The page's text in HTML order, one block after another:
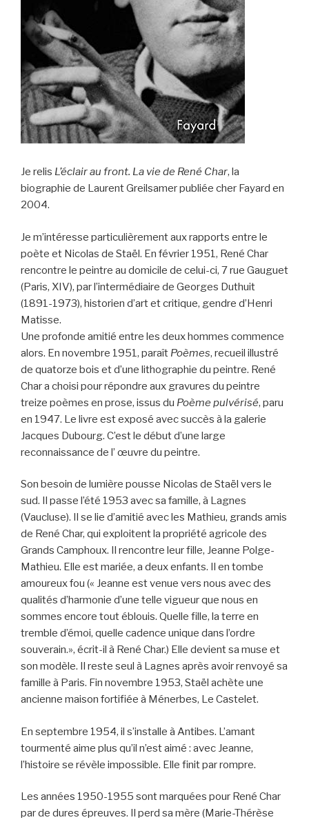
Je relis L’éclair au front. La vie de René Char, la
biographie de Laurent Greilsamer publiée cher Fayard en
2004.
Je m’intéresse particulièrement aux rapports entre le
poète et Nicolas de Staël. En février 1951, René Char
rencontre le peintre au domicile de celui-ci, 7 rue Gauguet
(Paris, XIV), par l’intermédiaire de Georges Duthuit
(1891-1973), historien d’art et critique, gendre d’Henri
Matisse.
Une profonde amitié entre les deux hommes commence
alors. En novembre 1951, paraît Poèmes, recueil illustré
de quatorze bois et d’une lithographie du peintre. René
Char a choisi pour répondre aux gravures du peintre
treize poèmes en prose, issus du Poème pulvérisé, paru
en 1947. Le livre est exposé avec succès à la galerie
Jacques Dubourg. C’est le début d’une large
reconnaissance de l’ œuvre du peintre.
Son besoin de lumière pousse Nicolas de Staël vers le
sud. Il passe l’été 1953 avec sa famille, à Lagnes
(Vaucluse). Il se lie d’amitié avec les Mathieu, grands amis
de René Char, qui exploitent la propriété agricole des
Grands Camphoux. Il rencontre leur fille, Jeanne Polge-
Mathieu. Elle est mariée, a deux enfants. Il en tombe
amoureux fou (« Jeanne est venue vers nous avec des
qualités d’harmonie d’une telle vigueur que nous en
sommes encore tout éblouis. Quelle fille, la terre en
tremble d’émoi, quelle cadence unique dans l’ordre
souverain.», écrit-il à René Char.) Elle devient sa muse et
son modèle. Il reste seul à Lagnes après avoir renvoyé sa
famille à Paris. Fin novembre 1953, Staël achète une
ancienne maison fortifiée à Ménerbes, Le Castelet.
En septembre 1954, il s’installe à Antibes. L’amant
tourmenté aime plus qu’il n’est aimé : avec Jeanne,
l’histoire se révèle impossible. Elle finit par rompre.
Les années 1950-1955 sont marquées pour René Char
par de dures épreuves. Il perd sa mère (Marie-Thérèse